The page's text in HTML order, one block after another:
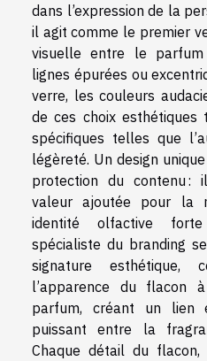
dans l’expression de la
il agit comme le premier
visuelle entre le
lignes épurées ou
verre, les couleurs
de ces choix esthétiques
spécifiques telles que
légèreté. Un design
protection du contenu :
valeur ajoutée pour la
identité olfactive
spécialiste du branding
signature
l’apparence du flacon
parfum, créant un lien
puissant entre la
Chaque détail du